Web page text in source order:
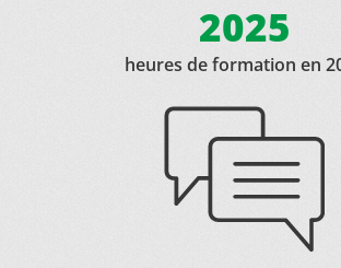
2025
heures de formation en